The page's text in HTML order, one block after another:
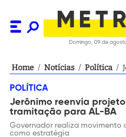
Domingo, 09 de
Home / Notícias / Política /
POLÍTICA
Jerônimo reenvia
tramitação para AL-BA
Governador realiza movimento
como estratégia